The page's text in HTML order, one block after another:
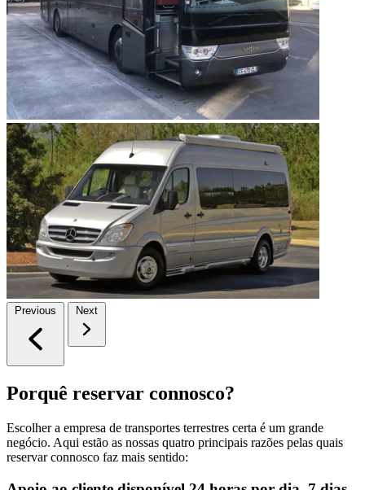
Previous Next
Porquê reservar connosco?
Escolher a empresa de transportes terrestres certa é um grande
negócio. Aqui estão as nossas quatro principais razões pelas quais
reservar connosco faz mais sentido: